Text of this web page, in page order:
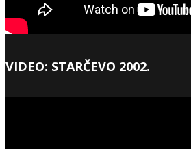
VIDEO: STARČEVO 2002.